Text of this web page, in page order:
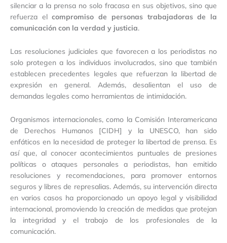
silenciar a la prensa no solo fracasa en sus objetivos, sino que
refuerza elcompromiso de personas trabajadoras de la
comunicación con la verdad y justicia.
Las resoluciones judiciales que favorecen a los periodistas no
solo protegen a los individuos involucrados, sino que también
establecen precedentes legales que refuerzan la libertad de
expresión en general. Además, desalientan el uso de
demandas legales como herramientas de intimidación.
Organismos internacionales, como la Comisión Interamericana
de Derechos Humanos [CIDH] y la UNESCO, han sido
enfáticos en la necesidad de proteger la libertad de prensa. Es
así que, al conocer acontecimientos puntuales de presiones
políticas o ataques personales a periodistas, han emitido
resoluciones y recomendaciones, para promover entornos
seguros y libres de represalias. Además, su intervención directa
en varios casos ha proporcionado un apoyo legal y visibilidad
internacional, promoviendo la creación de medidas que protejan
la integridad y el trabajo de los profesionales de la
comunicación.